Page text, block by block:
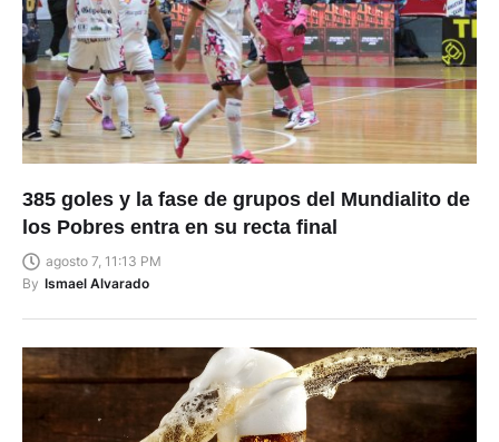
385 goles y la fase de grupos del Mundialito de
los Pobres entra en su recta final
agosto 7, 11:13 PM
By Ismael Alvarado